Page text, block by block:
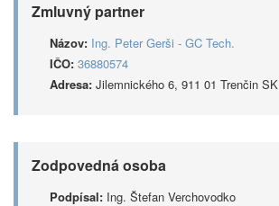
Zmluvný partner
Názov: Ing. Peter Gerši - GC Tech.
IČO: 36880574
Adresa: Jilemnického 6, 911 01 Trenčin SK
Zodpovedná osoba
Podpísal: Ing. Štefan Verchovodko